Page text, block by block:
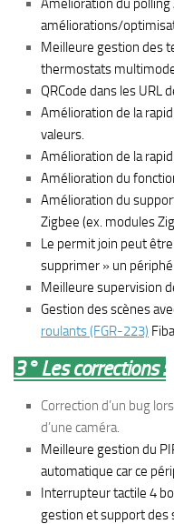
Amélioration du polling
améliorations/
Meilleure gestion des
thermostats
QRCode dans les URL
Amélioration de la
valeurs.
Amélioration de la
Amélioration du
Amélioration du
Zigbee (ex. modules
Le permit join peut être
supprimer » un
Meilleure supervision
Gestion des scènes
roulants (FGR-223)
3° Les corrections :
Correction d’un bug
d’une caméra.
Meilleure gestion du
automatique car ce
Interrupteur tactile 4
gestion et support des